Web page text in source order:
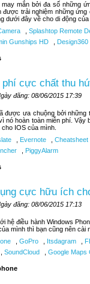
mắn bởi đa số những
được trải nghiệm những
dưới đây về cho di động
Splashtop Remote
Gunships HD Design360
phí cực chất thu
đăng: 08/06/2015 17:39
được ưa chuộng bởi
nó hoàn toàn miễn phí.
IOS của mình.
Evernote
Cheatsheet
PiggyAlarm
cực hữu ích
đăng: 08/06/2015 17:13
hệ điều hành Windows
mình thì bạn cũng nên cài
GoPro Itsdagram
SoundCloud Google Maps